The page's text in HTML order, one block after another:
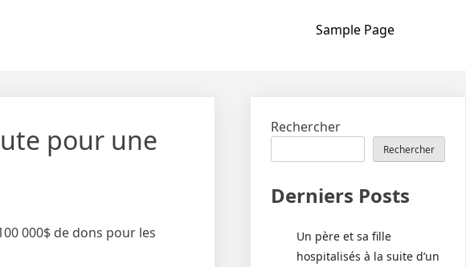
Sample Page
pour une
000$ de dons pour les
Rechercher
Rechercher
Derniers Posts
Un père et sa fille
hospitalisés à la suite d’un